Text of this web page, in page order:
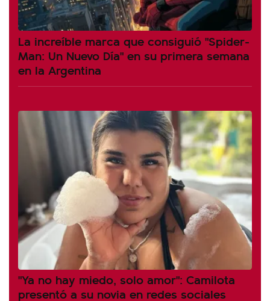
La increíble marca que consiguió "Spider-
Man: Un Nuevo Día" en su primera semana
en la Argentina
"Ya no hay miedo, solo amor": Camilota
presentó a su novia en redes sociales